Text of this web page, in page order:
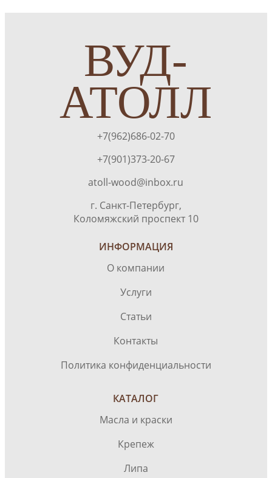
ВУД-
АТОЛЛ
+7(962)686-02-70
+7(901)373-20-67
atoll-wood@inbox.ru
г. Санкт-Петербург,
Коломяжский проспект 10
ИНФОРМАЦИЯ
О компании
Услуги
Статьи
Контакты
Политика конфиденциальности
КАТАЛОГ
Масла и краски
Крепеж
Липа